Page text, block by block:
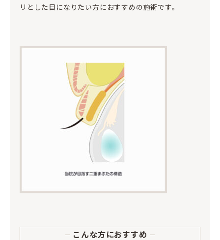
リとした目になりたい方におすすめの施術です。
こんな方におすすめ